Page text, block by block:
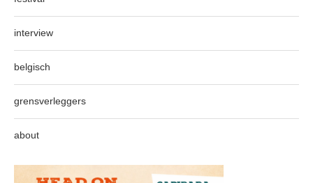
interview
belgisch
grensverleggers
about